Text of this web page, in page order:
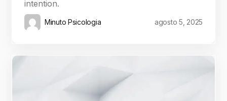
intention.
Minuto Psicologia agosto 5, 2025